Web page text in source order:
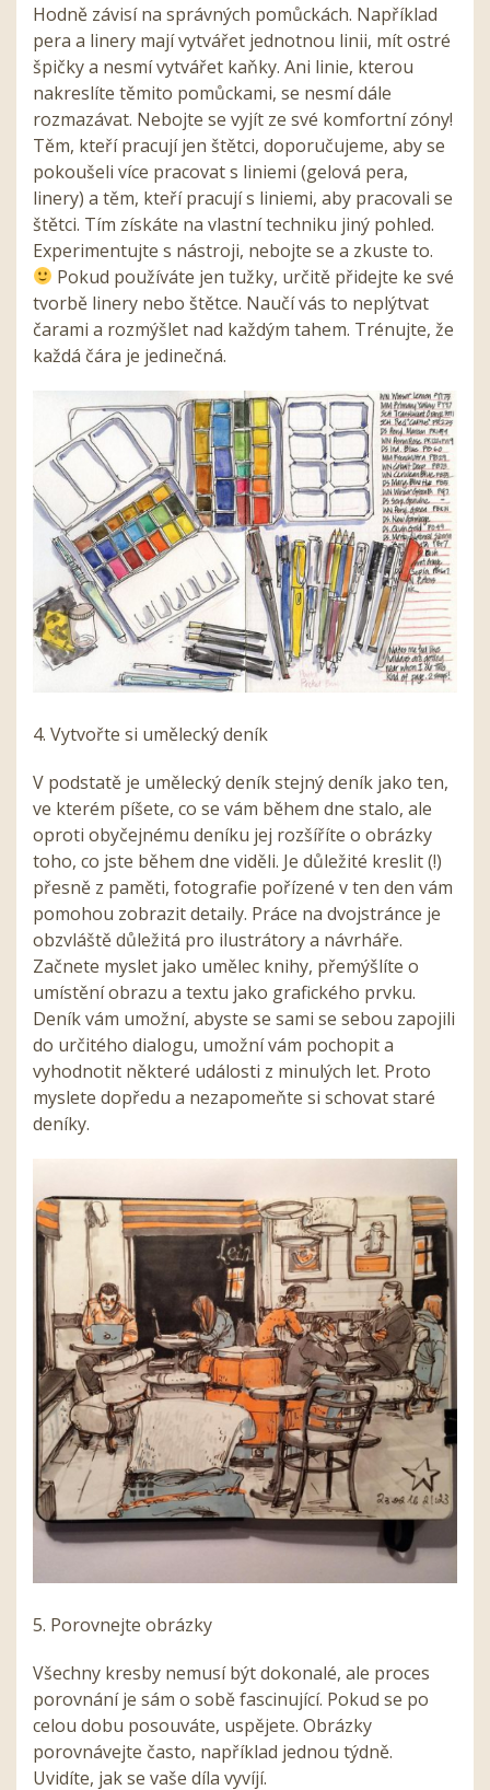
Hodně závisí na správných pomůckách. Například
pera a linery mají vytvářet jednotnou linii, mít ostré
špičky a nesmí vytvářet kaňky. Ani linie, kterou
nakreslíte těmito pomůckami, se nesmí dále
rozmazávat. Nebojte se vyjít ze své komfortní zóny!
Těm, kteří pracují jen štětci, doporučujeme, aby se
pokoušeli více pracovat s liniemi (gelová pera,
linery) a těm, kteří pracují s liniemi, aby pracovali se
štětci. Tím získáte na vlastní techniku jiný pohled.
Experimentujte s nástroji, nebojte se a zkuste to.
Pokud používáte jen tužky, určitě přidejte ke své
tvorbě linery nebo štětce. Naučí vás to neplýtvat
čarami a rozmýšlet nad každým tahem. Trénujte, že
každá čára je jedinečná.
4. Vytvořte si umělecký deník
V podstatě je umělecký deník stejný deník jako ten,
ve kterém píšete, co se vám během dne stalo, ale
oproti obyčejnému deníku jej rozšíříte o obrázky
toho, co jste během dne viděli. Je důležité kreslit (!)
přesně z paměti, fotografie pořízené v ten den vám
pomohou zobrazit detaily. Práce na dvojstránce je
obzvláště důležitá pro ilustrátory a návrháře.
Začnete myslet jako umělec knihy, přemýšlíte o
umístění obrazu a textu jako grafického prvku.
Deník vám umožní, abyste se sami se sebou zapojili
do určitého dialogu, umožní vám pochopit a
vyhodnotit některé události z minulých let. Proto
myslete dopředu a nezapomeňte si schovat staré
deníky.
5. Porovnejte obrázky
Všechny kresby nemusí být dokonalé, ale proces
porovnání je sám o sobě fascinující. Pokud se po
celou dobu posouváte, uspějete. Obrázky
porovnávejte často, například jednou týdně.
Uvidíte, jak se vaše díla vyvíjí.